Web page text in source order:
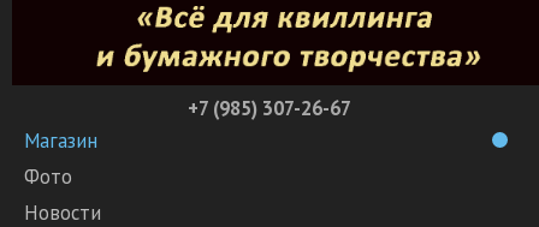
+7 (985) 307-26-67
Магазин
Фото
Новости